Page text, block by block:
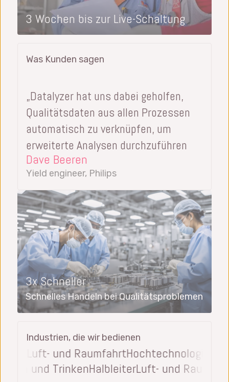
3 Wochen bis zur Live-Schaltung
3x Schneller
Schnelles Handeln bei Qualitätsproblemen
Was Kunden sagen
„Datalyzer hat uns dabei geholfen,
Qualitätsdaten aus allen Prozessen
automatisch zu verknüpfen, um
erweiterte Analysen durchzuführen
Dave Beeren
Yield engineer, Philips
Industrien, die wir bedienen
Luft- und RaumfahrtHochtechnologie
Essen und TrinkenHalbleiterLuft- und